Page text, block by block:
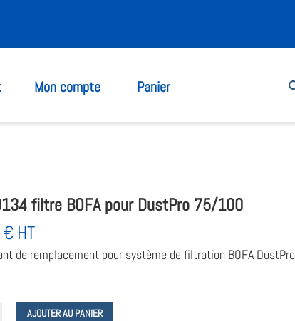
Mon compte Panier
filtre BOFA pour DustPro 75/100
€ HT
de remplacement pour système de filtration BOFA DustPro
AJOUTER AU PANIER